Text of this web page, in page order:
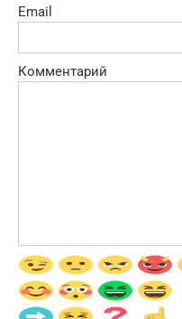
Email
Комментарий